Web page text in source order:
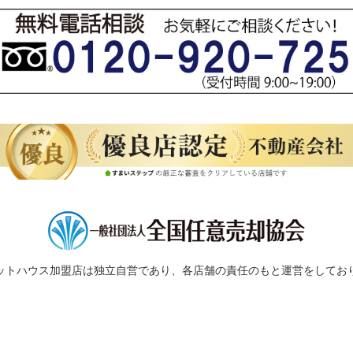
ハウス加盟店は独立自営であり、各店舗の責任のもと運営をしてお